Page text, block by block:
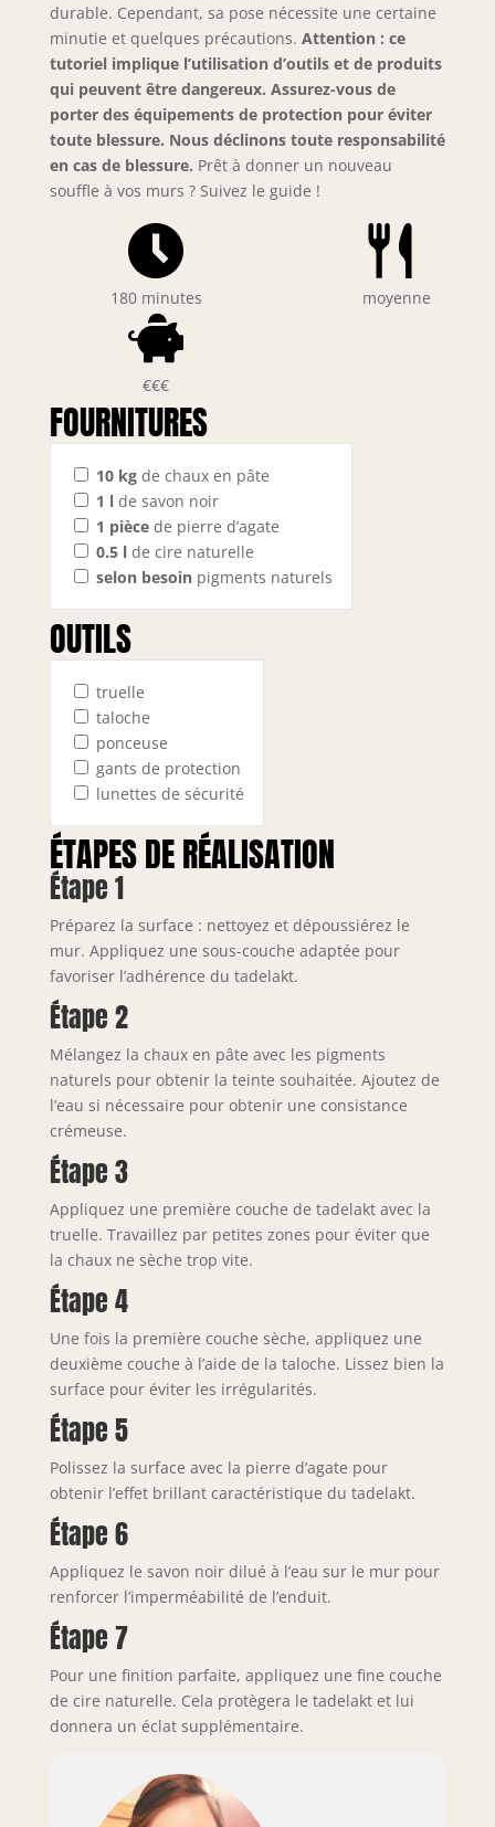
durable. Cependant, sa pose nécessite une certaine
minutie et quelques précautions. Attention : ce
tutoriel implique l’utilisation d’outils et de produits
qui peuvent être dangereux. Assurez-vous de
porter des équipements de protection pour éviter
toute blessure. Nous déclinons toute responsabilité
en cas de blessure. Prêt à donner un nouveau
souffle à vos murs ? Suivez le guide !
180 minutes moyenne
€€€
FOURNITURES
10 kgde chaux en pâte
1 lde savon noir
1 piècede pierre d’agate
0.5 lde cire naturelle
selon besoinpigments naturels
OUTILS
truelle
taloche
ponceuse
gants de protection
lunettes de sécurité
ÉTAPES DE RÉALISATION
Étape 1
Préparez la surface : nettoyez et dépoussiérez le
mur. Appliquez une sous-couche adaptée pour
favoriser l’adhérence du tadelakt.
Étape 2
Mélangez la chaux en pâte avec les pigments
naturels pour obtenir la teinte souhaitée. Ajoutez de
l’eau si nécessaire pour obtenir une consistance
crémeuse.
Étape 3
Appliquez une première couche de tadelakt avec la
truelle. Travaillez par petites zones pour éviter que
la chaux ne sèche trop vite.
Étape 4
Une fois la première couche sèche, appliquez une
deuxième couche à l’aide de la taloche. Lissez bien la
surface pour éviter les irrégularités.
Étape 5
Polissez la surface avec la pierre d’agate pour
obtenir l’effet brillant caractéristique du tadelakt.
Étape 6
Appliquez le savon noir dilué à l’eau sur le mur pour
renforcer l’imperméabilité de l’enduit.
Étape 7
Pour une finition parfaite, appliquez une fine couche
de cire naturelle. Cela protègera le tadelakt et lui
donnera un éclat supplémentaire.